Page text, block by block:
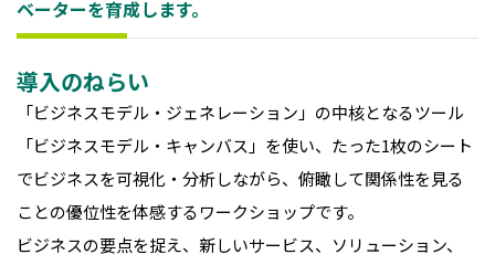
ベーターを育成します。
導入のねらい
「ビジネスモデル・ジェネレーション」の中核となるツール
「ビジネスモデル・キャンバス」を使い、たった1枚のシート
でビジネスを可視化・分析しながら、俯瞰して関係性を見る
ことの優位性を体感するワークショップです。
ビジネスの要点を捉え、新しいサービス、ソリューション、